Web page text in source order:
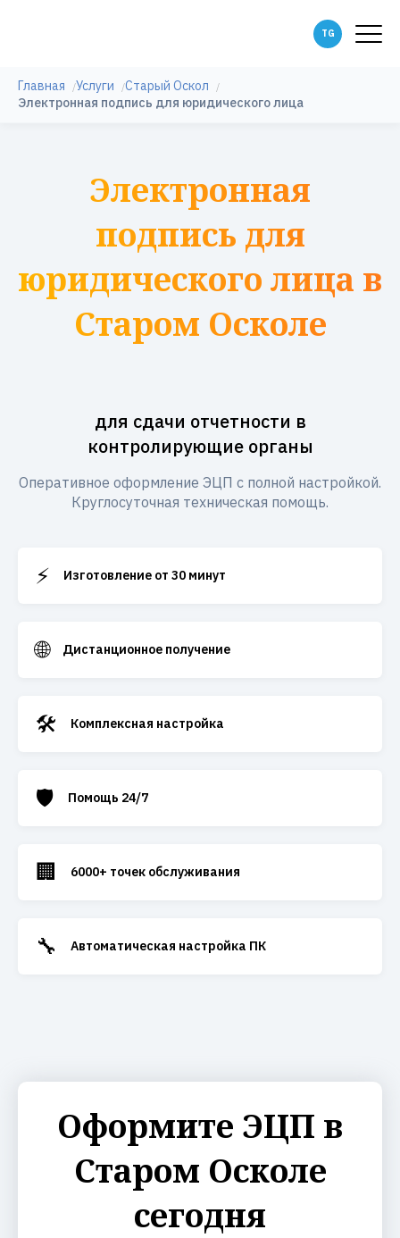
Главная Услуги
Старый Оскол
Электронная подпись для юридического лица
Электронная
подпись для
юридического лица в
Старом Осколе
для сдачи отчетности в
контролирующие органы
Оперативное оформление ЭЦП с полной настройкой.
Круглосуточная техническая помощь.
⚡ Изготовление от 30 минут
🌐 Дистанционное получение
🛠️ Комплексная настройка
🛡️ Помощь 24/7
🏢 6000+ точек обслуживания
🔧 Автоматическая настройка ПК
Оформите ЭЦП в
Старом Осколе
сегодня